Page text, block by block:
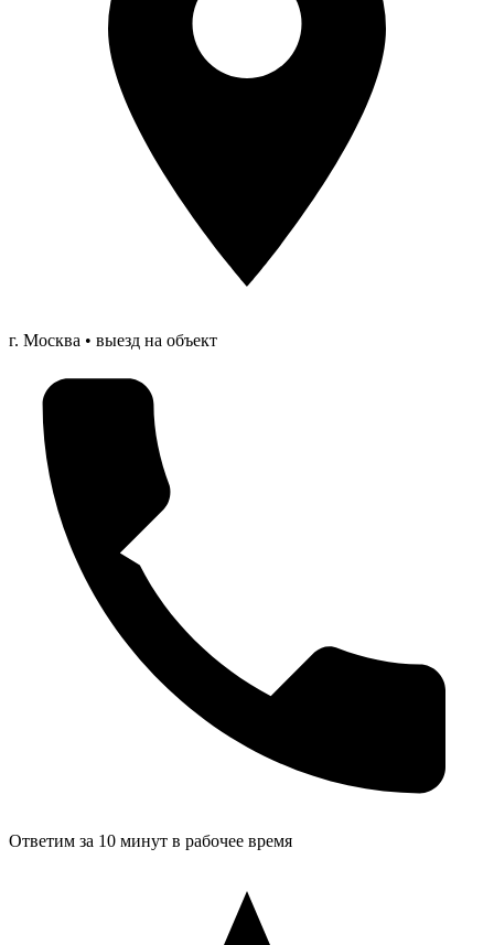
г. Москва • выезд на объект
Ответим за 10 минут в рабочее время